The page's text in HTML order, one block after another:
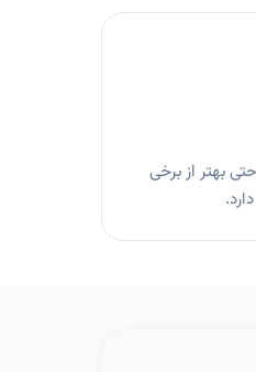
بهتر از برخی